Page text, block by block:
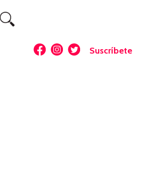
Suscríbete